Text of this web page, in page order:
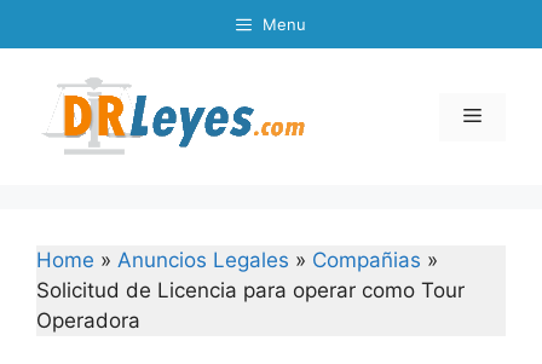
to
Menu
Menu
Home » Anuncios Legales » Compañias »
Solicitud de Licencia para operar como Tour
Operadora